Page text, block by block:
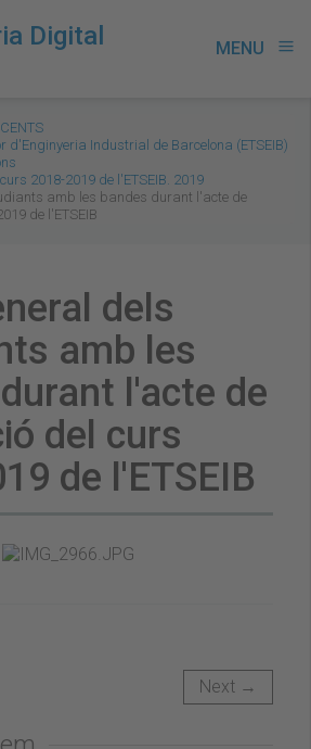
Digital
MENU menu
d'Enginyeria Industrial de Barcelona (ETSEIB)
2018-2019 de l'ETSEIB. 2019
amb les bandes durant l'acte de
de l'ETSEIB
dels
amb les
l'acte de
del curs
de l'ETSEIB
Next →